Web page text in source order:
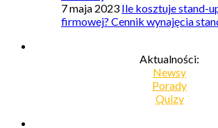
7 maja 2023 Ile kosztuje stand-
firmowej? Cennik wynajęcia
Aktualności:
Newsy
Porady
Quizy